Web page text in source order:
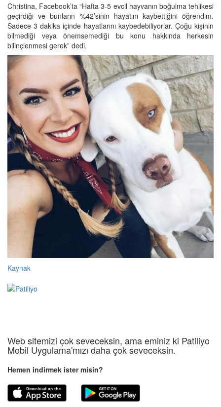
Christina, Facebook’ta “Hafta 3-5 evcil hayvanın boğulma tehlikesi
geçirdiği ve bunların %42’sinin hayatını kaybettiğini öğrendim.
Sadece 3 dakika içinde hayatlarını kaybedebiliyorlar. Çoğu kişinin
bilmediği veya önemsemediği bu konu hakkında herkesin
bilinçlenmesi gerek” dedi.
Kaynak
Web sitemizi çok seveceksin, ama eminiz ki Patiliyo
Mobil Uygulama'mızı daha çok seveceksin.
Hemen indirmek ister misin?